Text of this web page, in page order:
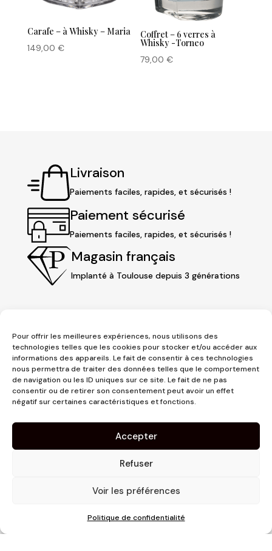
Pour offrir les meilleures expériences, nous utilisons des
technologies telles que les cookies pour stocker et/ou accéder aux
informations des appareils. Le fait de consentir à ces technologies
nous permettra de traiter des données telles que le comportement
de navigation ou les ID uniques sur ce site. Le fait de ne pas
consentir ou de retirer son consentement peut avoir un effet
négatif sur certaines caractéristiques et fonctions.
Accepter
Refuser
Voir les préférences
Politique de confidentialité
Carafe – à Whisky – Maria
149,00 €
Coffret – 6 verres à
Whisky -Torneo
79,00€
Livraison
Paiements faciles, rapides, et sécurisés !
Paiement sécurisé
Paiements faciles, rapides, et sécurisés !
Magasin français
Implanté à Toulouse depuis 3 générations
3 place Jeanne d'Arc
31000 Toulouse
contact@pujolmaison.com
05 62 73 70 73